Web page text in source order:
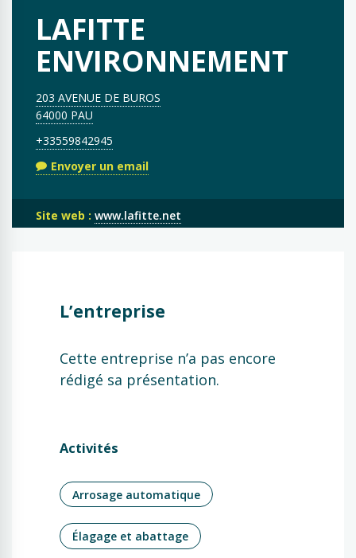
LAFITTE
ENVIRONNEMENT
203 AVENUE DE BUROS
64000 PAU
+33559842945
Envoyer un email
Site web : www.lafitte.net
L’entreprise
Cette entreprise n’a pas encore
rédigé sa présentation.
Activités
Arrosage automatique
Élagage et abattage